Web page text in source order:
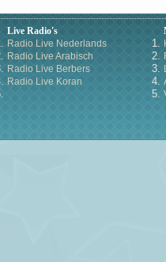
Live Radio's
Radio Live Nederlands
Radio Live Arabisch
Radio Live Berbers
Radio Live Koran